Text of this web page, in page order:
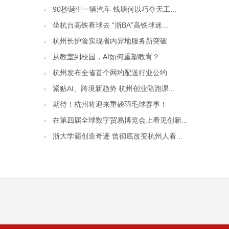
90秒诞生一辆汽车 钱塘何以巧夺天工...
坐杭台高铁看球去 “浙BA”高铁球迷...
杭州长护险实现省内异地服务新突破
从教室到校园，AI如何重塑教育？
杭州发布全省首个网约配送行业公约
紧贴AI、跨境新趋势 杭州创业陪跑课...
期待！杭州将迎来重磅羽毛球赛事！
在第四届全球数字贸易博览会上看见创新...
浙大学霸创造奇迹 曾彻底改变杭州人看...